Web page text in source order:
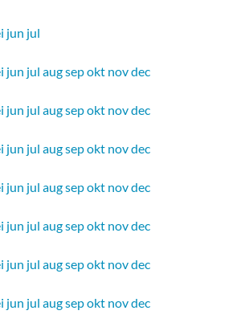
jun jul
jun jul augsepokt novdec
jun jul augsepokt novdec
jun jul augsepokt novdec
jun jul augsepokt novdec
jun jul augsepokt novdec
jun jul augsepokt novdec
jun jul augsepokt novdec